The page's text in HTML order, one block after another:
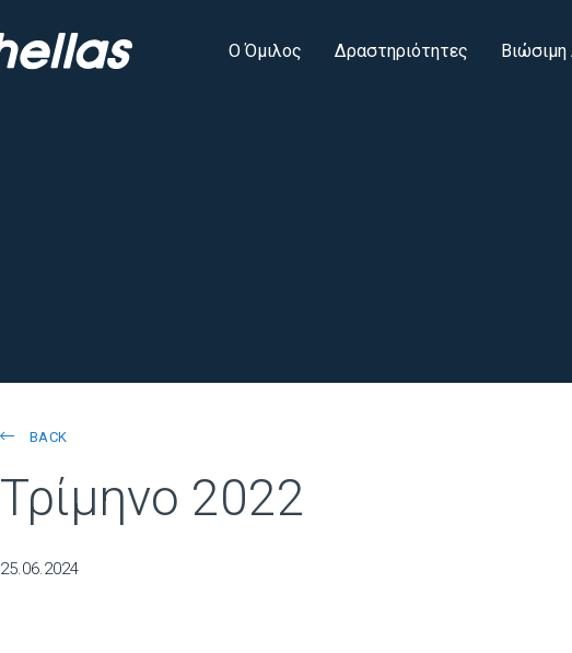
Ο Όμιλος Δραστηριότητες
BACK
Τρίμηνο 2022
25.06.2024